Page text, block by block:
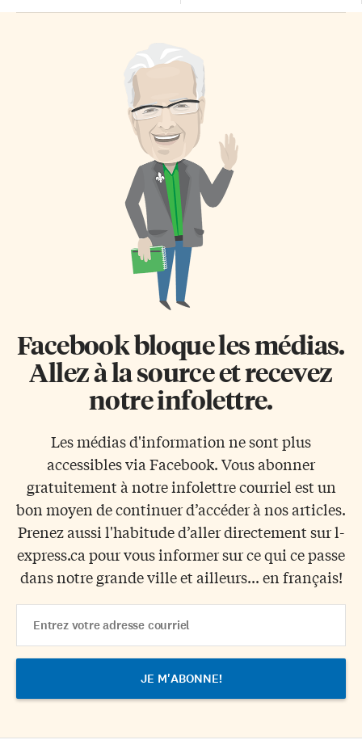
camp aux prestations devant les
plus grands publics. Après une
demi-heure d’attente, notre
petite fille d’Embrun est entrée
calmement en marchant sur la
discrètement non. Vêtue d’un
jeans et d’une veste assortie
L’enquête, menée auprès de 12
000 répondants dans une
trentaine de pays par la firme
CROP en collaboration avec un
partenaire international, a
donné une cote de
reconnaissance positive de près
de 90 % à la multinationale
montréalaise. Il s’agit, selon M.
Lamarre, d’une cote supérieure
à des marques de commerce
telles Apple ou Harley-
Davidson. […]
Facebook bloque les médias.
Allez à la source et recevez
notre infolettre.
Les médias d'information ne sont plus
accessibles via Facebook. Vous abonner
gratuitement à notre infolettre courriel est un
bon moyen de continuer d’accéder à nos articles.
Prenez aussi l'habitude d’aller directement sur l-
express.ca pour vous informer sur ce qui ce passe
dans notre grande ville et ailleurs... en français!
Address